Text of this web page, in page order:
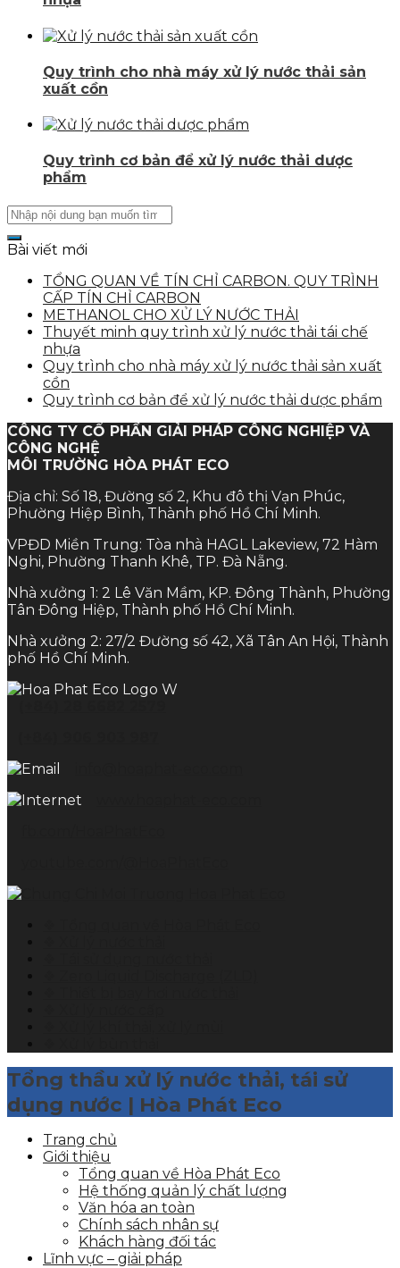
Quy trình cho nhà máy xử lý nước thải sản
xuất cồn
Quy trình cơ bản để xử lý nước thải dược
phẩm
Bài viết mới
TỔNG QUAN VỀ TÍN CHỈ CARBON. QUY TRÌNH
CẤP TÍN CHỈ CARBON
METHANOL CHO XỬ LÝ NƯỚC THẢI
Thuyết minh quy trình xử lý nước thải tái chế
nhựa
Quy trình cho nhà máy xử lý nước thải sản xuất
cồn
Quy trình cơ bản để xử lý nước thải dược phẩm
CÔNG TY CỔ PHẦN GIẢI PHÁP CÔNG NGHIỆP VÀ
CÔNG NGHỆ
MÔI TRƯỜNG HÒA PHÁT ECO
Địa chỉ: Số 18, Đường số 2, Khu đô thị Vạn Phúc,
Phường Hiệp Bình, Thành phố Hồ Chí Minh.
VPĐD Miền Trung: Tòa nhà HAGL Lakeview, 72 Hàm
Nghi, Phường Thanh Khê, TP. Đà Nẵng.
Nhà xưởng 1: 2 Lê Văn Mầm, KP. Đông Thành, Phường
Tân Đông Hiệp, Thành phố Hồ Chí Minh.
Nhà xưởng 2: 27/2 Đường số 42, Xã Tân An Hội, Thành
phố Hồ Chí Minh.
Tổng thầu xử lý nước thải, tái sử
dụng nước | Hòa Phát Eco
Trang chủ
Giới thiệu
Tổng quan về Hòa Phát Eco
Hệ thống quản lý chất lượng
Văn hóa an toàn
Chính sách nhân sự
Khách hàng đối tác
Lĩnh vực – giải pháp